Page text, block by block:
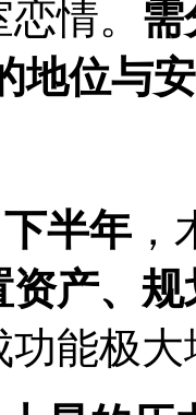
情。 需
地位与
下半年
资产、
能极